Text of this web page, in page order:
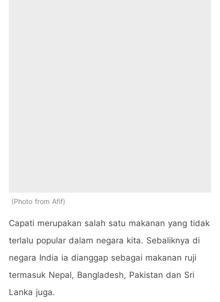
Photo from Afif
Capati merupakan salah satu makanan yang tidak
terlalu popular dalam negara kita. Sebaliknya di
negara India ia dianggap sebagai makanan ruji
termasuk Nepal, Bangladesh, Pakistan dan Sri
Lanka juga.